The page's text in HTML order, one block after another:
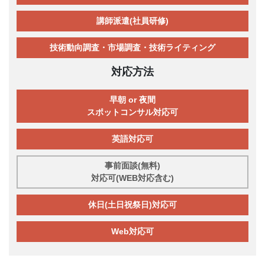
講師派遣(社員研修)
技術動向調査・市場調査・技術ライティング
対応方法
早朝 or 夜間
スポットコンサル対応可
英語対応可
事前面談(無料)
対応可(WEB対応含む)
休日(土日祝祭日)対応可
Web対応可